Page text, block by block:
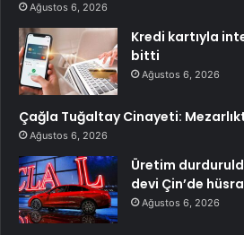
Ağustos 6, 2026
Kredi kartıyla
bitti
Ağustos 6, 2026
Çağla Tuğaltay Cinayeti:
Ağustos 6, 2026
Üretim
devi Çin’de
Ağustos 6, 2026